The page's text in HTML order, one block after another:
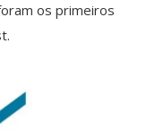
os primeiros